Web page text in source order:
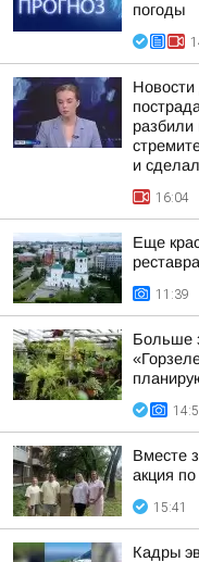
погоды
Новости
разбили
и
16:04
Еще
11:39
Больше
Вместе
акция
15:41
Кадры